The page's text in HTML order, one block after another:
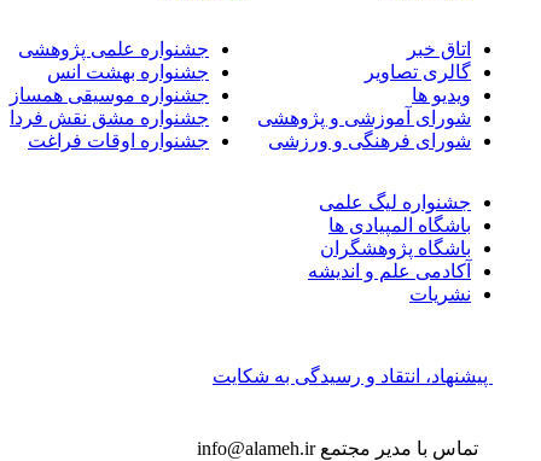
اتاق خبر
گالری تصاویر
ویدیو ها
شورای آموزشی و پژوهشی
شورای فرهنگی و ورزشی
جشنواره علمی پژوهشی
جشنواره بهشت انس
جشنواره موسیقی همساز
جشنواره مشق نقش فردا
جشنواره اوقات فراغت
جشنواره لیگ علمی
باشگاه المپیادی ها
باشگاه پژوهشگران
آکادمی علم و اندیشه
نشریات
پیشنهاد، انتقاد و رسیدگی به شکایت
تماس با مدیر مجتمعinfo@alameh.ir